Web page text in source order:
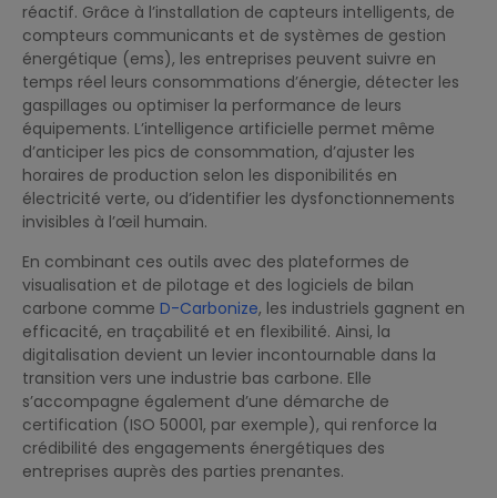
réactif. Grâce à l’installation de capteurs intelligents, de
compteurs communicants et de systèmes de gestion
énergétique (ems), les entreprises peuvent suivre en
temps réel leurs consommations d’énergie, détecter les
gaspillages ou optimiser la performance de leurs
équipements. L’intelligence artificielle permet même
d’anticiper les pics de consommation, d’ajuster les
horaires de production selon les disponibilités en
électricité verte, ou d’identifier les dysfonctionnements
invisibles à l’œil humain.
En combinant ces outils avec des plateformes de
visualisation et de pilotage et des logiciels de bilan
carbone comme D-Carbonize, les industriels gagnent en
efficacité, en traçabilité et en flexibilité. Ainsi, la
digitalisation devient un levier incontournable dans la
transition vers une industrie bas carbone. Elle
s’accompagne également d’une démarche de
certification (ISO 50001, par exemple), qui renforce la
crédibilité des engagements énergétiques des
entreprises auprès des parties prenantes.